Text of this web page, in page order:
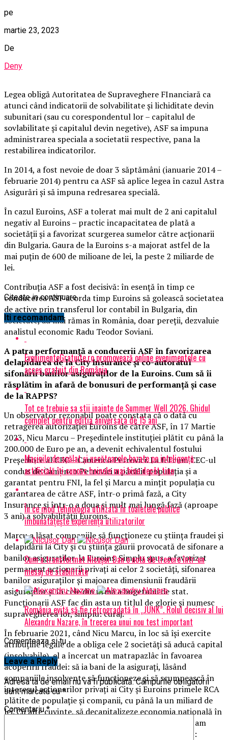
pe
martie 23, 2023
De
Deny
Legea obligă Autoritatea de Supraveghere FInanciară ca
atunci când indicatorii de solvabilitate și lichiditate devin
subunitari (sau cu corespondentul lor – capitalul de
sovlabilitate și capitalul devin negetive), ASF sa impuna
administrarea speciala a societatii respective, pana la
restabilirea indicatorilor.
In 2014, a fost nevoie de doar 3 săptămâni (ianuarie 2014 –
februarie 2014) pentru ca ASF să aplice legea în cazul Astra
Asigurări și să impuna redresarea specială.
În cazul Euroins, ASF a tolerat mai mult de 2 ani capitalul
negativ al Euroins – practic incapacitatea de plată a
societății și a favorizat scurgerea sumelor către acționarii
din Bulgaria. Gaura de la Euroins s-a majorat astfel de la
mai puțin de 600 de milioane de lei, la peste 2 miliarde de
lei.
Contribuția ASF a fost decisivă: în esență în timp ce
conducerea ASF acorda timp Euroins să golească societatea
de active prin transferul lor contabil în Bulgaria, din
societate, au mai rămas în România, doar pereții, dezvaluie
analistul economic Radu Teodor Soviani.
A patra performanță a conducerii ASF în favorizarea
delapidarea de la City Insurance și co-autoratul
sifonării banilor asiguraților de la Euroins. Cum să îi
răsplătim în afară de bonusuri de performanță și case
de la RAPPS?
Un observator rezonabil poate constata că o dată cu
retragerea autorizației Euroins de către ASF, în 17 Martie
2023, Nicu Marcu – Președintele instituției plătit cu până la
200.000 de Euro pe an, a devenit echivalentul fostului
Președinte al CEC – Camenco Petrovici. La fel cum CEC-ul
condus de Camenco Petrovici a păcălit populația și a
garantat pentru FNI, la fel și Marcu a mințit populația cu
garantarea de către ASF, într-o primă fază, a City
Insurance și într-o a doua și mult mai lungă fază (aproape
3 ani) a solvabilității Euroins.
Marcu a lăsat companiile să funcționeze cu știința fraudei și
delapidării la City și cu știința găurii provocată de sifonare a
banilor asiguraților, la Euroins. Simplu spus, a favorizat
permanent acționarii privați ai celor 2 societăți, sifonarea
banilor asiguraților și majoarea dimensiunii fraudării
asiguraților și în cele din urmă a bugetului de stat.
Funcționarii ASF fac din asta un titlul de glorie și numesc
supravegherea lor, simplu: curaj.
În februarie 2021, când Nicu Marcu, în loc să își exercite
atribuțiile legale de a obliga cele 2 societăți să aducă capital
(insolvabile), el a încercat un matrapazlâc în favoarea
acoperirii fraudei: să ia bani de la asigurați, lăsând
companiile insolvente să funcționeze și să scumpească în
interesul acționarilor privați ai City și Euroins primele RCA
plătite de populație și companii, cu până la un miliard de
lei. Cu alte cuvinte, să decapitalizeze economia națională în
interesul privat al celor care sifonau sume, așa cum am
, în 21 februarie 2021:
Citeste in continuare
Iti recomandam
EvenimenteGratuite.ro promovează online evenimentele cu
acces gratuit din România
Tot ce trebuie sa stii inainte de Summer Well 2026. Ghidul
complet pentru editia aniversara de 15 ani
Mașinile de spălat și uscătoarele bazate pe inteligență
artificială îți cunosc hainele mai bine decât tine
În ce mod tehnologia utilizată în toaletele publice
îmbunătățește experiența utilizatorilor
Cum a transformat Nicușor Dan o notă de trecere într-un
mesaj de stabilitate
România evită să fie retrogradată în „JUNK”. Rolul decisiv al lui
Alexandru Nazare, în trecerea unui nou test important
Comenteaza si tu
Leave a Reply
Adresa ta de email nu va fi publicată. Câmpurile obligatorii
sunt marcate cu*
Comentariu*